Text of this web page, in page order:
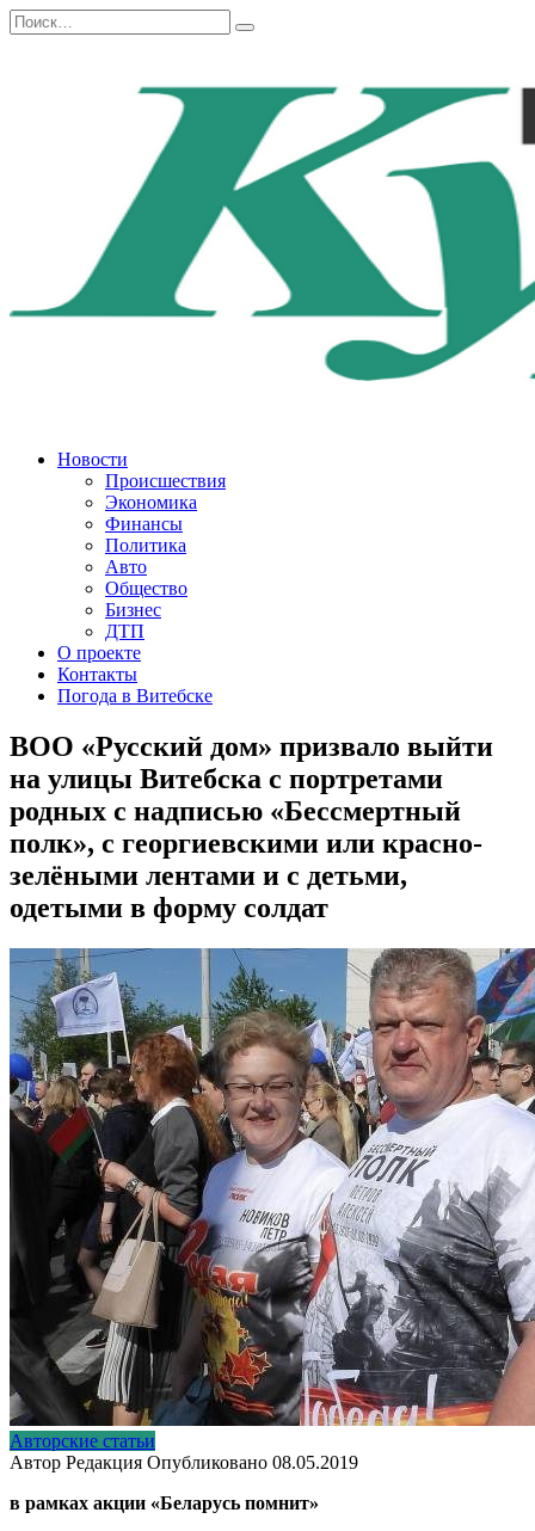
Перейти
к
Search
for:
Новости
Происшествия
Экономика
Финансы
Политика
Авто
Общество
Бизнес
ДТП
О проекте
Контакты
Погода в Витебске
ВОО «Русский дом» призвало выйти
на улицы Витебска с портретами
родных с надписью «Бессмертный
полк», с георгиевскими или красно-
зелёными лентами и с детьми,
одетыми в форму солдат
Авторские статьи
Автор Редакция Опубликовано 08.05.2019
в рамках акции «Беларусь помнит»